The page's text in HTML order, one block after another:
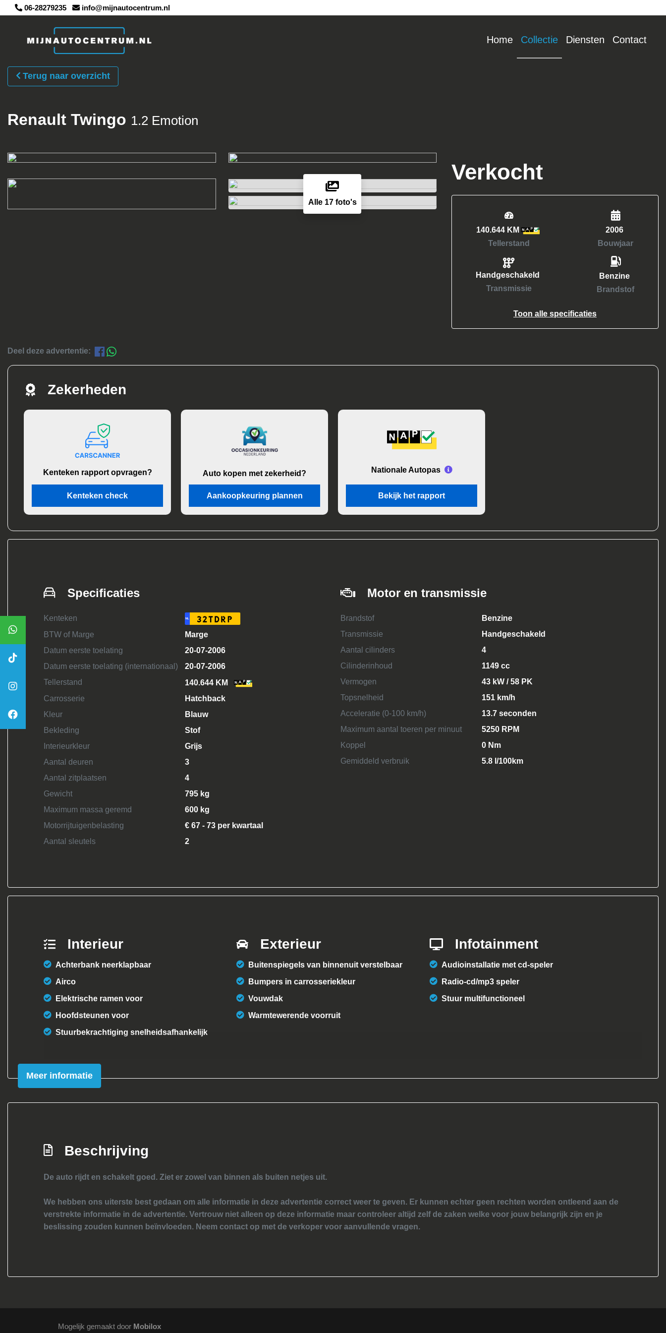
06-28279235 info@mijnautocentrum.nl
Home Collectie Diensten Contact
Terug naar overzicht
Renault Twingo 1.2 Emotion
Alle 17 foto's
Verkocht
140.644 KM
Tellerstand
Handgeschakeld
Transmissie
2006
Bouwjaar
Benzine
Brandstof
Toon alle specificaties
Deel deze advertentie:
Zekerheden
Kenteken rapport opvragen?
Kenteken check
Auto kopen met zekerheid?
Aankoopkeuring plannen
Nationale Autopas
Bekijk het rapport
Specificaties
Kenteken NL 32TDRP
BTW of Marge
Marge
Datum eerste toelating
20-07-2006
Datum eerste toelating (internationaal)
20-07-2006
Tellerstand
140.644 KM
Carrosserie
Hatchback
Kleur
Blauw
Bekleding
Stof
Interieurkleur
Grijs
Aantal deuren
3
Aantal zitplaatsen
4
Gewicht
795 kg
Maximum massa geremd
600 kg
Motorrijtuigenbelasting
€ 67 - 73 per kwartaal
Aantal sleutels
2
Motor en transmissie
Brandstof
Benzine
Transmissie
Handgeschakeld
Aantal cilinders
4
Cilinderinhoud
1149 cc
Vermogen
43 kW / 58 PK
Topsnelheid
151 km/h
Acceleratie (0-100 km/h)
13.7 seconden
Maximum aantal toeren per minuut
5250 RPM
Koppel
0 Nm
Gemiddeld verbruik
5.8 l/100km
Interieur
Achterbank neerklapbaar
Airco
Elektrische ramen voor
Hoofdsteunen voor
Stuurbekrachtiging snelheidsafhankelijk
Exterieur
Buitenspiegels van binnenuit verstelbaar
Bumpers in carrosseriekleur
Vouwdak
Warmtewerende voorruit
Infotainment
Audioinstallatie met cd-speler
Radio-cd/mp3 speler
Stuur multifunctioneel
Meer informatie
Beschrijving
De auto rijdt en schakelt goed. Ziet er zowel van binnen als buiten netjes uit.
We hebben ons uiterste best gedaan om alle informatie in deze advertentie correct weer te geven. Er kunnen echter geen rechten worden ontleend aan de
verstrekte informatie in de advertentie. Vertrouw niet alleen op deze informatie maar controleer altijd zelf de zaken welke voor jouw belangrijk zijn en je
beslissing zouden kunnen beïnvloeden. Neem contact op met de verkoper voor aanvullende vragen.
Mogelijk gemaakt door Mobilox